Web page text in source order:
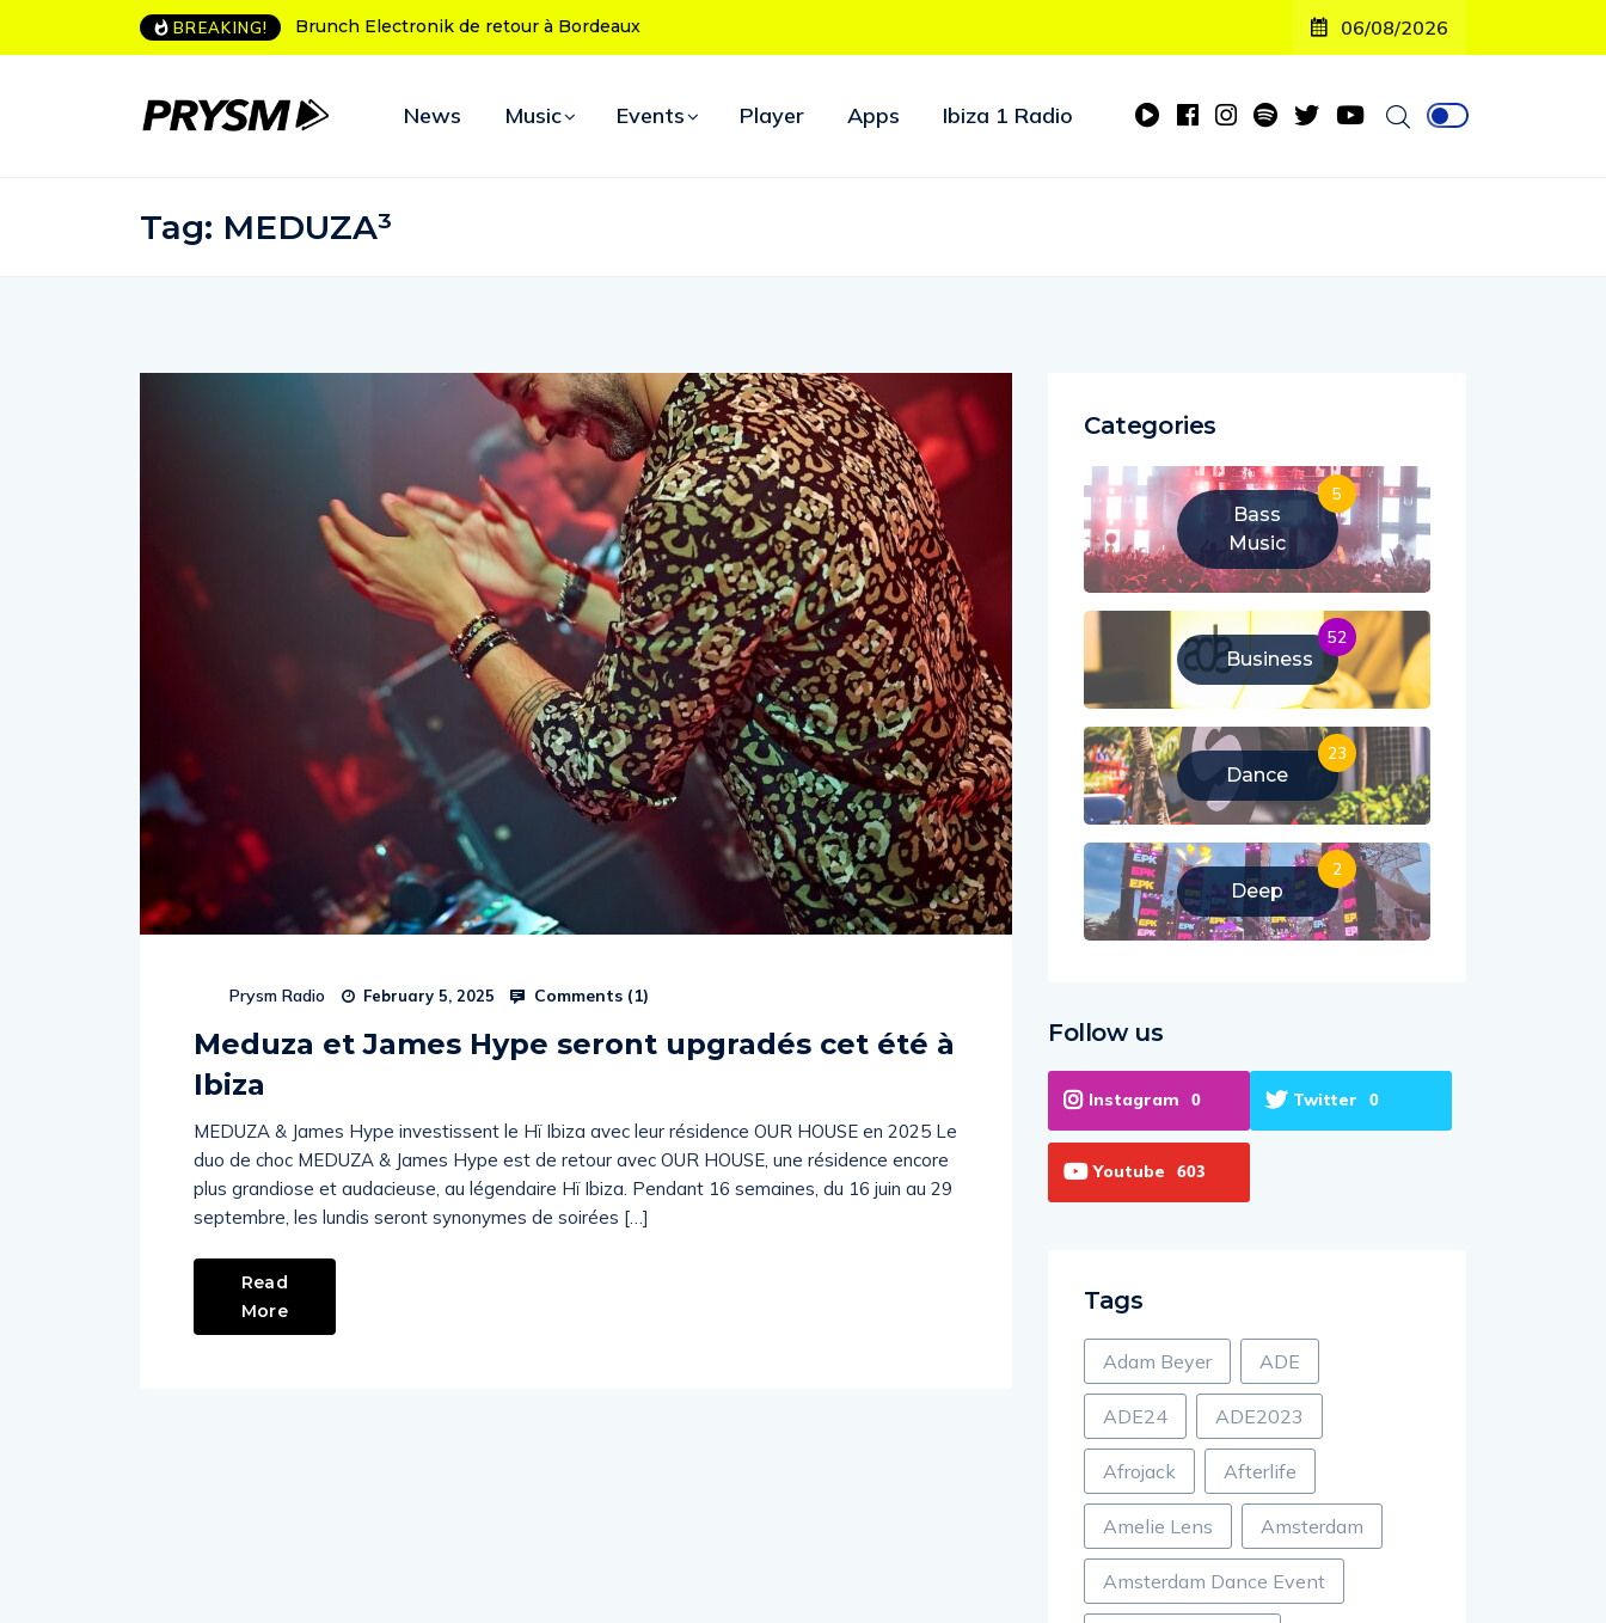
BREAKING!
Electronik de retour à BordeauxL’Amnesia Ibiza fête ses 50 ans : le
programme des soirées d’ouverture
06/08/2026
News Music Events Player Apps Ibiza 1 Radio
Tag: MEDUZA³
Prysm Radio February 5, 2025 Comments (1)
Meduza et James Hype seront upgradés cet été à
Ibiza
MEDUZA & James Hype investissent le Hï Ibiza avec leur résidence OUR HOUSE en 2025 Le
duo de choc MEDUZA & James Hype est de retour avec OUR HOUSE, une résidence encore
plus grandiose et audacieuse, au légendaire Hï Ibiza. Pendant 16 semaines, du 16 juin au 29
septembre, les lundis seront synonymes de soirées […]
Read
More
Categories
Bass
Music
5
Business
52
Dance
23
Deep
2
Follow us
Instagram 0 Twitter 0
Youtube 603
Tags
Adam Beyer ADE
ADE24 ADE2023
Afrojack Afterlife
Amelie Lens Amsterdam
Amsterdam Dance Event